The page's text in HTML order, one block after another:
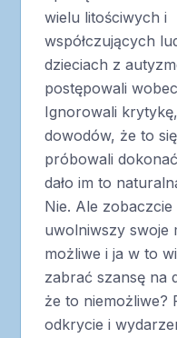
wielu litościwych i
współczujących
dzieciach z
postępowali
Ignorowali
dowodów, że to
próbowali
dało im to
Nie. Ale
uwolniwszy swoje
możliwe i ja w to
zabrać szansę na
że to niemożliwe?
odkrycie i